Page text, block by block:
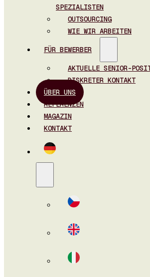
SPEZIALISTEN
OUTSOURCING
WIE WIR ARBEITEN
FÜR BEWERBER
AKTUELLE SENIOR-
DISKRETER KONTAKT
ÜBER UNS
REFERENZEN
MAGAZIN
KONTAKT